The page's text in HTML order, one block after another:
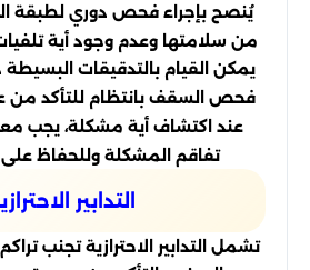
يُنصح بإجراء فحص دوري لطبقة
من سلامتها وعدم وجود أية
يمكن القيام بالتدقيقات البسيطة
فحص السقف بانتظام للتأكد من
عند اكتشاف أية مشكلة، يجب
تفاقم المشكلة وللحفاظ على
التدابير
تشمل التدابير الاحترازية تجنب